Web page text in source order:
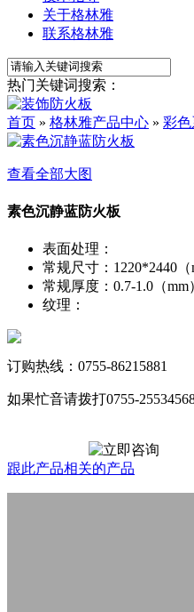
关于格林雅
联系格林雅
热门关键词搜索：
首页 » 格林雅产品中心 » 彩色
查看全部大图
素色沉静蓝防火板
表面处理 ：
常规尺寸 ： 1220*2440（
常规厚度 ： 0.7-1.0（mm
纹理 ：
订购热线：0755-86215881
如果忙音请拨打0755-
跟此产品相关的产品